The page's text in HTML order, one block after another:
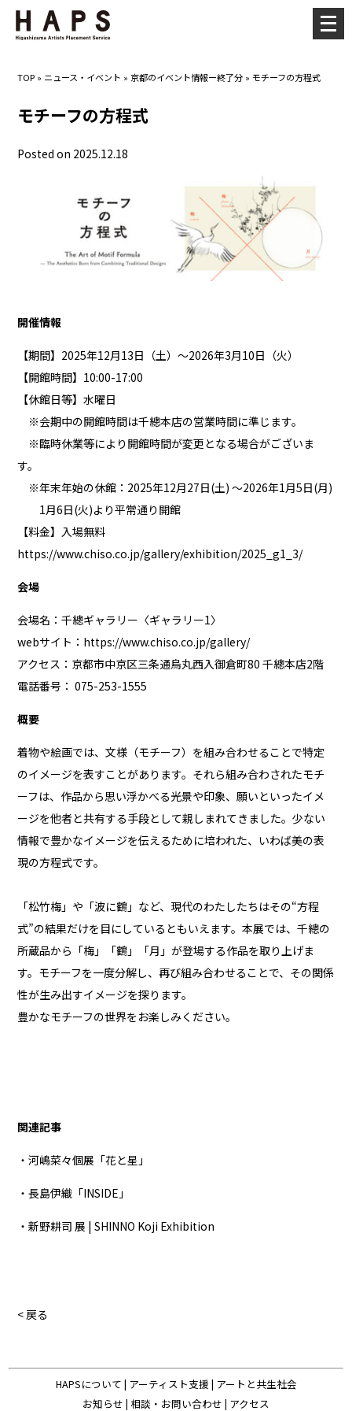
TOP » ニュース・イベント »京都のイベント情報ー終了分 »モチーフの方程式
モチーフの方程式
Posted on 2025.12.18
開催情報
【期間】2025年12月13日（土）〜2026年3月10日（火）
【開館時間】10:00-17:00
【休館日等】水曜日
※会期中の開館時間は千總本店の営業時間に準じます。
※臨時休業等により開館時間が変更となる場合がございま
す。
※年末年始の休館：2025年12月27日(土) 〜2026年1月5日(月)
1月6日(火)より平常通り開館
【料金】入場無料
https://www.chiso.co.jp/gallery/exhibition/2025_g1_3/
会場
会場名：千總ギャラリー〈ギャラリー1〉
webサイト： https://www.chiso.co.jp/gallery/
アクセス：京都市中京区三条通烏丸西入御倉町80 千總本店2階
電話番号： 075-253-1555
概要
着物や絵画では、文様（モチーフ）を組み合わせることで特定
のイメージを表すことがあります。それら組み合わされたモチ
ーフは、作品から思い浮かべる光景や印象、願いといったイメ
ージを他者と共有する手段として親しまれてきました。少ない
情報で豊かなイメージを伝えるために培われた、いわば美の表
現の方程式です。
「松竹梅」や「波に鶴」など、現代のわたしたちはその“方程
式”の結果だけを目にしているともいえます。本展では、千總の
所蔵品から「梅」「鶴」「月」が登場する作品を取り上げま
す。モチーフを一度分解し、再び組み合わせることで、その関係
性が生み出すイメージを探ります。
豊かなモチーフの世界をお楽しみください。
関連記事
・河嶋菜々個展「花と星」
・長島伊織「INSIDE」
・新野耕司 展 | SHINNO Koji Exhibition
< 戻る
HAPSについて | アーティスト支援 | アートと共生社会
お知らせ | 相談・お問い合わせ | アクセス
メ
ニ
ー